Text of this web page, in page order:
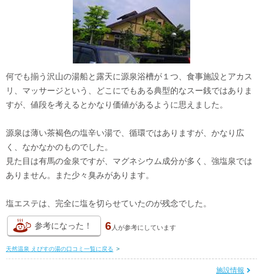
何でも揃う沢山の湯船と露天に源泉浴槽が１つ、食事施設とアカス
リ、マッサージという、どこにでもある典型的なスー銭ではありま
すが、値段を考えるとかなり価値があるように思えました。
源泉は薄い茶褐色の塩辛い湯で、循環ではありますが、かなり広
く、なかなかのものでした。
見た目は有馬の金泉ですが、マグネシウム成分が多く、強塩泉では
ありません。また少々臭みがあります。
塩エステは、完全に塩を切らせていたのが残念でした。
参考になった！ 6 人が参考にしています
天然温泉 えびすの湯の口コミ一覧に戻る >
施設情報